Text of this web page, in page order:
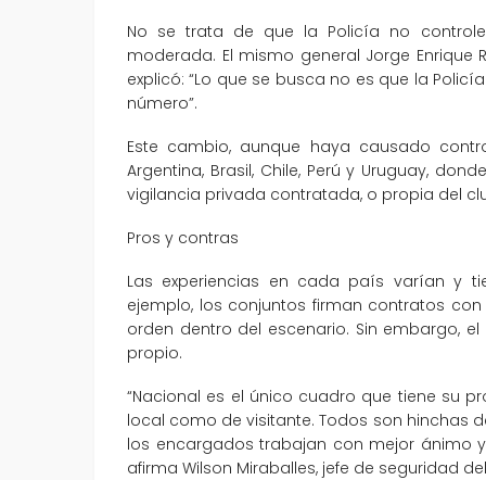
No se trata de que la Policía no
moderada. El mismo general Jorge Enrique
explicó: “Lo que se busca no es que la
número”.
Este cambio, aunque haya causado
Argentina, Brasil, Chile, Perú y Uruguay,
vigilancia privada contratada, o propia del
Pros y contras
Las experiencias en cada país varían y
ejemplo, los conjuntos firman contratos
orden dentro del escenario. Sin embargo,
propio.
“Nacional es el único cuadro que tiene su
local como de visitante. Todos son hinchas
los encargados trabajan con mejor ánimo
afirma Wilson Miraballes, jefe de seguridad